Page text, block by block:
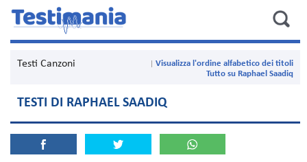
Testi Canzoni
Visualizza l'ordine alfabetico dei titoli
Tutto su Raphael Saadiq
TESTI DI RAPHAEL SAADIQ